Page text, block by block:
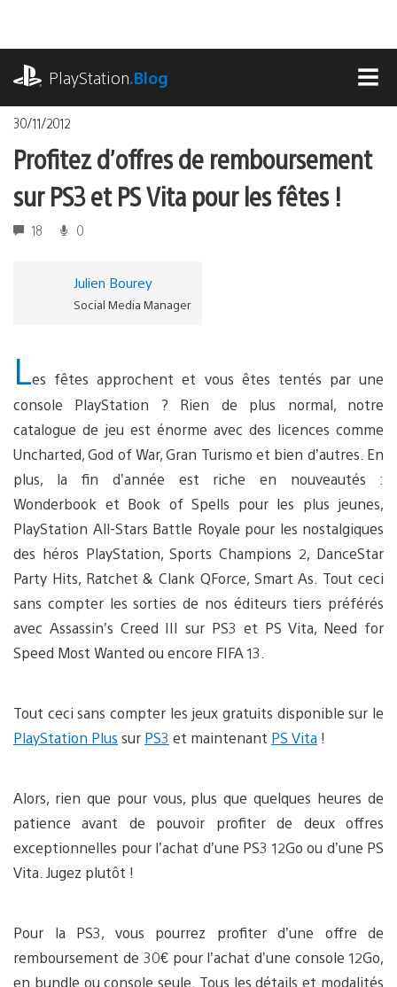
contenu
PlayStation.Blog
30/11/2012
Profitez d’offres de remboursement
sur PS3 et PS Vita pour les fêtes !
18 0
Julien Bourey
Social Media Manager
Les fêtes approchent et vous êtes tentés par une
console PlayStation ? Rien de plus normal, notre
catalogue de jeu est énorme avec des licences comme
Uncharted, God of War, Gran Turismo et bien d’autres. En
plus, la fin d’année est riche en nouveautés :
Wonderbook et Book of Spells pour les plus jeunes,
PlayStation All-Stars Battle Royale pour les nostalgiques
des héros PlayStation, Sports Champions 2, DanceStar
Party Hits, Ratchet & Clank QForce, Smart As. Tout ceci
sans compter les sorties de nos éditeurs tiers préférés
avec Assassin’s Creed III sur PS3 et PS Vita, Need for
Speed Most Wanted ou encore FIFA 13.
Tout ceci sans compter les jeux gratuits disponible sur le
PlayStation Plus sur PS3 et maintenant PS Vita !
Alors, rien que pour vous, plus que quelques heures de
patience avant de pouvoir profiter de deux offres
exceptionnelles pour l’achat d’une PS3 12Go ou d’une PS
Vita. Jugez plutôt !
Pour la PS3, vous pourrez profiter d’une offre de
remboursement de 30€ pour l’achat d’une console 12Go,
en bundle ou console seule. Tous les détails et modalités